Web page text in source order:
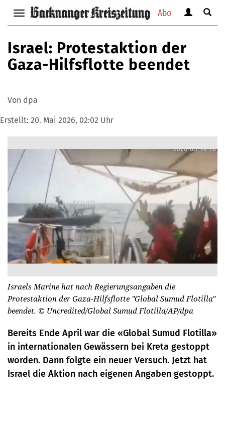
Abo
Navigation
anzeigen
verbergen
anzeigen
verbergen
Suche
Israel: Protestaktion der
Gaza-Hilfsflotte beendet
Von dpa
Erstellt: 20. Mai 2026, 02:02 Uhr
Israels Marine hat nach Regierungsangaben die
Protestaktion der Gaza-Hilfsflotte "Global Sumud Flotilla"
beendet. © Uncredited/Global Sumud Flotilla/AP/dpa
Bereits Ende April war die «Global Sumud Flotilla»
in internationalen Gewässern bei Kreta gestoppt
worden. Dann folgte ein neuer Versuch. Jetzt hat
Israel die Aktion nach eigenen Angaben gestoppt.